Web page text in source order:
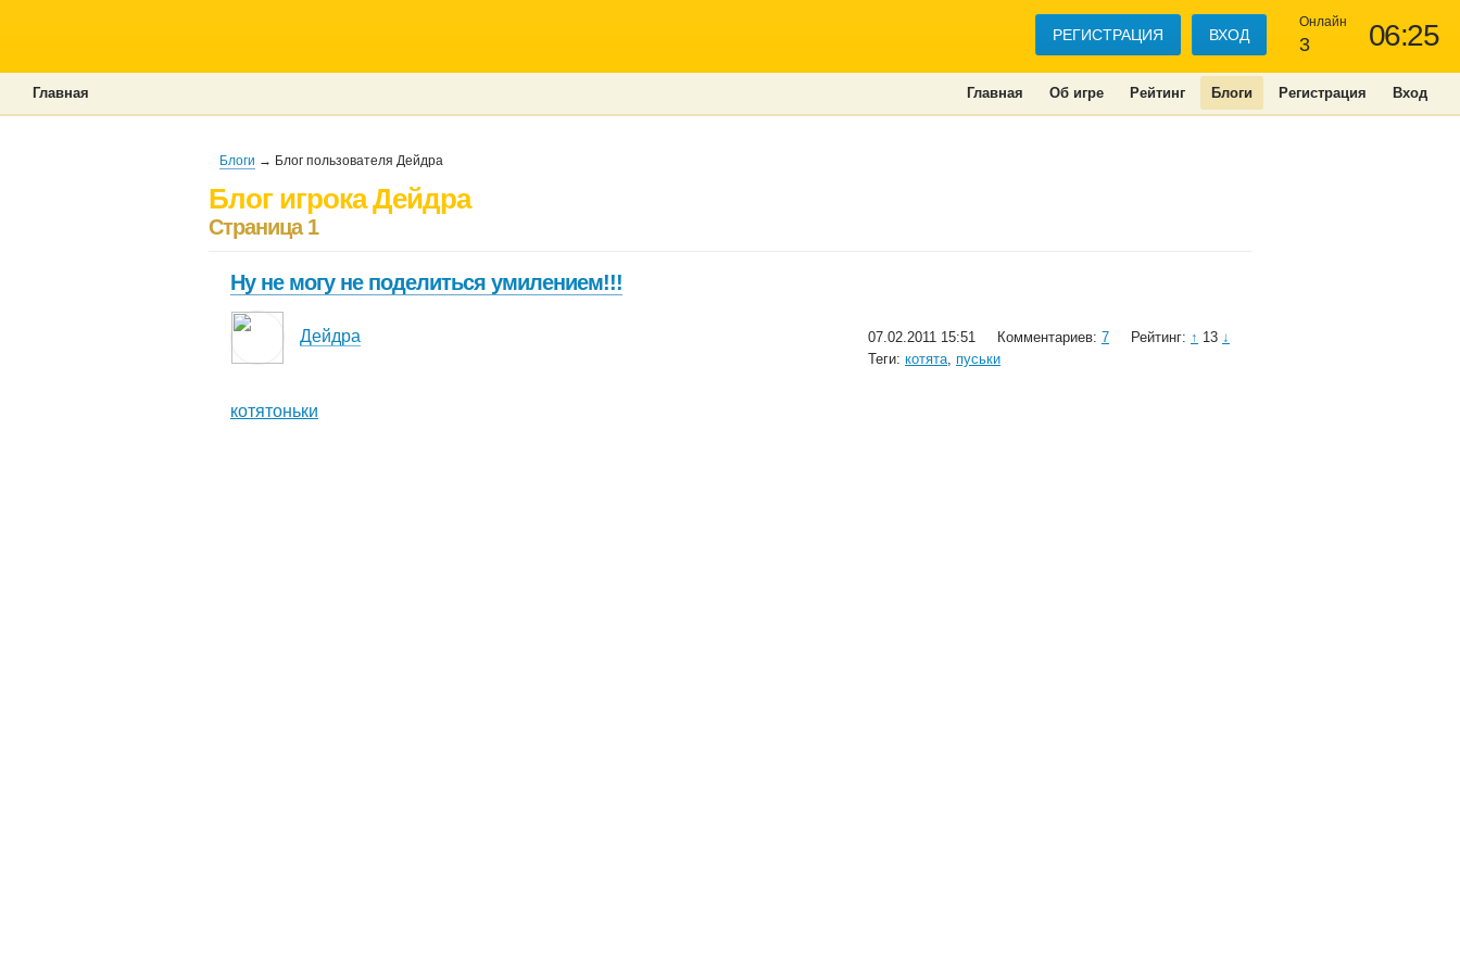
06:25
Онлайн
3
РЕГИСТРАЦИЯ ВХОД
Главная Об игре Рейтинг Блоги Регистрация Вход
Главная
Блоги → Блог пользователя Дейдра
Блог игрока Дейдра
Страница 1
Ну не могу не поделиться умилением!!!
Дейдра 07.02.2011 15:51 Комментариев: 7 Рейтинг: ↑ 13 ↓
Теги: котята, пуськи
котятоньки